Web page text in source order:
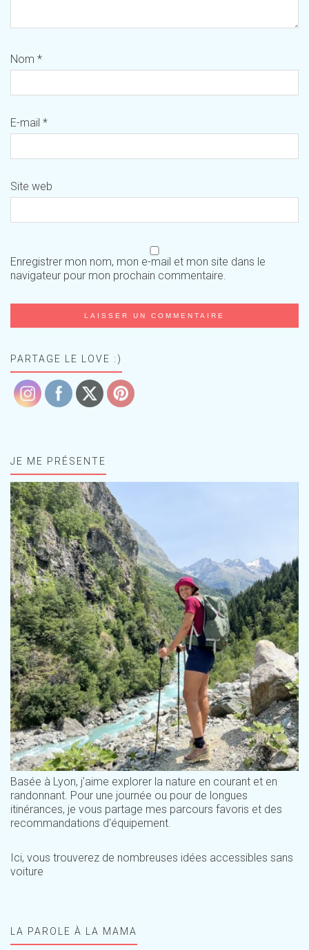
Nom *
E-mail *
Site web
Enregistrer mon nom, mon e-mail et mon site dans le
navigateur pour mon prochain commentaire.
PARTAGE LE LOVE :)
JE ME PRÉSENTE
Basée à Lyon, j'aime explorer la nature en courant et en
randonnant. Pour une journée ou pour de longues
itinérances, je vous partage mes parcours favoris et des
recommandations d'équipement.
Ici, vous trouverez de nombreuses idées accessibles sans
voiture
LA PAROLE À LA MAMA